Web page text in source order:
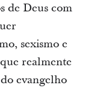
de Deus com
sexismo e
realmente
evangelho